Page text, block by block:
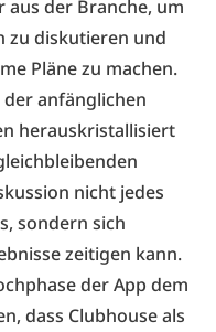
der Branche, um
zu diskutieren und
Pläne zu machen.
der anfänglichen
herauskristallisiert
nicht jedes
sondern sich
zeitigen kann.
der App dem
dass Clubhouse als